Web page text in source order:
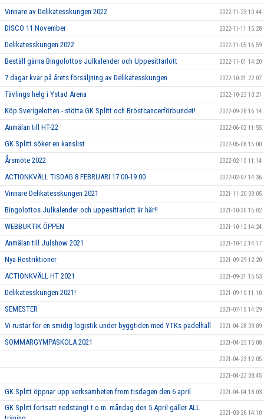
Vinnare av Delikatesskungen 2022 2022-11-23 10:44
DISCO 11 November 2022-11-11 15:28
Delikatesskungen 2022 2022-11-05 16:59
Beställ gärna Bingolottos Julkalender och Uppesittarlott 2022-11-01 14:20
7 dagar kvar på årets försäljning av Delikatesskungen 2022-10-31 22:07
Tävlings helg i Ystad Arena 2022-10-23 10:21
Köp Sverigelotten - stötta GK Splitt och Bröstcancerförbundet! 2022-09-28 16:14
Anmälan till HT-22 2022-06-02 11:55
GK Splitt söker en kanslist 2022-05-08 15:00
Årsmöte 2022 2022-02-10 11:14
ACTIONKVÄLL TISDAG 8 FEBRUARI 17.00-19.00 2022-02-07 14:36
Vinnare Delikatesskungen 2021 2021-11-20 09:05
Bingolottos Julkalender och uppesittarlott är här!! 2021-10-30 15:02
WEBBUKTIK ÖPPEN 2021-10-12 14:24
Anmälan till Julshow 2021 2021-10-12 14:17
Nya Restriktioner 2021-09-29 12:20
ACTIONKVÄLL HT 2021 2021-09-21 15:53
Delikatesskungen 2021! 2021-09-10 11:10
SEMESTER 2021-07-15 14:29
Vi rustar för en smidig logistik under byggtiden med YTKs padelhall 2021-04-28 09:09
SOMMARGYMPASKOLA 2021 2021-04-23 15:08
2021-04-23 12:05
2021-04-23 08:45
GK Splitt öppnar upp verksamheten from tisdagen den 6 april 2021-04-04 18:03
GK Splitt fortsatt nedstängt t.o.m. måndag den 5 April gäller ALL
2021-03-26 14:10